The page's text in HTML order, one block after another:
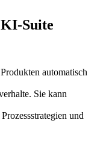
Suite
automatisch
Sie kann
und